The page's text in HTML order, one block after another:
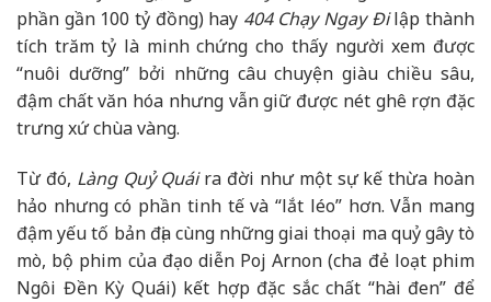
phần gần 100 tỷ đồng) hay 404 Chạy Ngay Đilập thành
tích trăm tỷ là minh chứng cho thấy người xem được
“nuôi dưỡng” bởi những câu chuyện giàu chiều sâu,
đậm chất văn hóa nhưng vẫn giữ được nét ghê rợn đặc
trưng xứ chùa vàng.
Từ đó, Làng Quỷ Quáira đời như một sự kế thừa hoàn
hảo nhưng có phần tinh tế và “lắt léo” hơn. Vẫn mang
đậm yếu tố bản địa cùng những giai thoại ma quỷ gây tò
mò, bộ phim của đạo diễn Poj Arnon (cha đẻ loạt phim
Ngôi Đền Kỳ Quái) kết hợp đặc sắc chất “hài đen” để